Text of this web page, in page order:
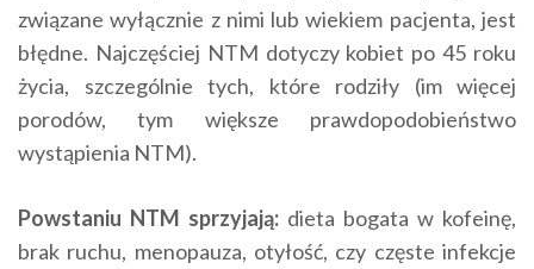
związane wyłącznie z nimi lub wiekiem pacjenta, jest
błędne. Najczęściej NTM dotyczy kobiet po 45 roku
życia, szczególnie tych, które rodziły (im więcej
porodów, tym większe prawdopodobieństwo
wystąpienia NTM).
Powstaniu NTM sprzyjają: dieta bogata w kofeinę,
brak ruchu, menopauza, otyłość, czy częste infekcje